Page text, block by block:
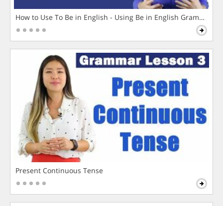
How to Use To Be in English - Using Be in English Grammar
Present Continuous Tense